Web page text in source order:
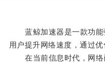
蓝鲸加速器是一款功能
用户提升网络速度，通过
在当前信息时代，网络